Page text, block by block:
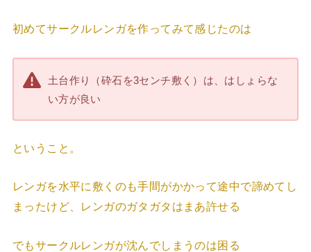
初めてサークルレンガを作ってみて感じたのは
土台作り（砕石を3センチ敷く）は、はしょらな
い方が良い
ということ。
レンガを水平に敷くのも手間がかかって途中で諦めてし
まったけど、レンガのガタガタはまあ許せる
でもサークルレンガが沈んでしまうのは困る